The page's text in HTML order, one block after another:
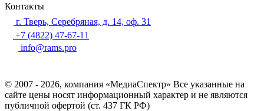
Контакты
г. Тверь, Серебряная, д. 14, оф. 31
+7 (4822) 47-67-11
info@rams.pro
© 2007 - 2026, компания «МедиаСпектр» Все указанные на
сайте цены носят информационный характер и не являются
публичной офертой (ст. 437 ГК РФ)